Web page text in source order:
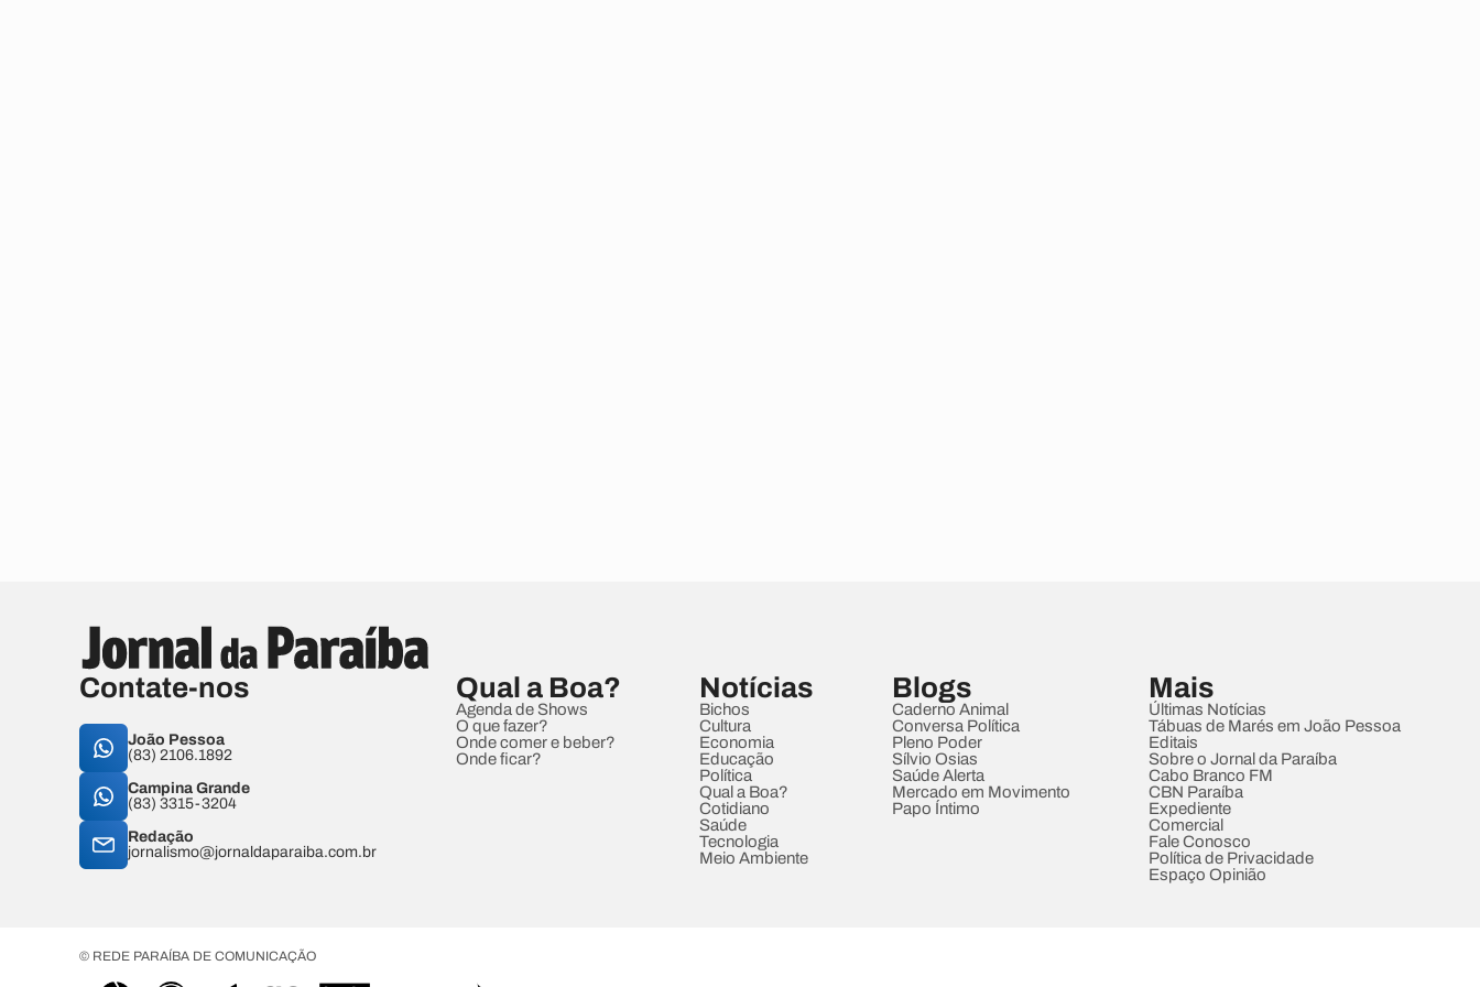
Contate-nos
João Pessoa
(83) 2106.1892
Campina Grande
(83) 3315-3204
Redação
jornalismo@jornaldaparaiba.com.br
Qual a Boa?
Agenda de Shows
O que fazer?
Onde comer e beber?
Onde ficar?
Notícias
Bichos
Cultura
Economia
Educação
Política
Qual a Boa?
Cotidiano
Saúde
Tecnologia
Meio Ambiente
Blogs
Caderno Animal
Conversa Política
Pleno Poder
Sílvio Osias
Saúde Alerta
Mercado em Movimento
Papo Íntimo
Mais
Últimas Notícias
Tábuas de Marés em João Pessoa
Editais
Sobre o Jornal da Paraíba
Cabo Branco FM
CBN Paraíba
Expediente
Comercial
Fale Conosco
Política de Privacidade
Espaço Opinião
© REDE PARAÍBA DE COMUNICAÇÃO